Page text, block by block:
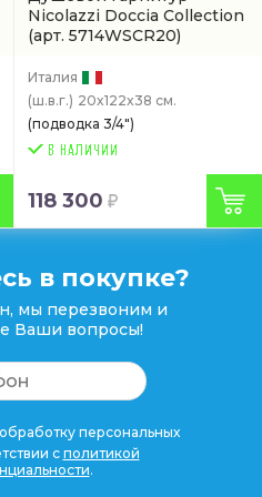
Nicolazzi Doccia Collection
(арт. 5714WSCR20)
Италия
(ш.в.г.) 20x122x38 см.
(подводка 3/4")
118 300
в покупке?
мы перезвоним и
Ваши вопросы!
персональных
с политикой
.